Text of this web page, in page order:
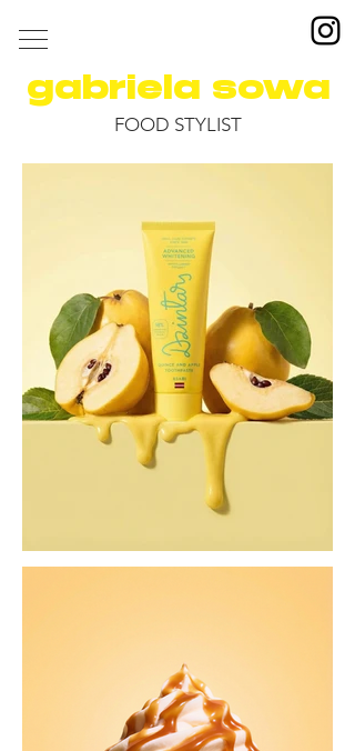
gabriela sowa
FOOD STYLIST